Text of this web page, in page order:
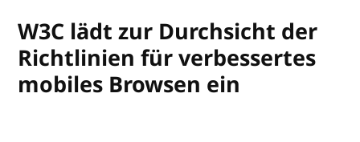
W3C lädt zur Durchsicht der
Richtlinien für verbessertes
mobiles Browsen ein